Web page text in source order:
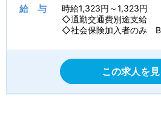
給 与
時給1,323円～1,323円
◇通勤交通費別途支給
◇社会保険加入者のみ
この求人を